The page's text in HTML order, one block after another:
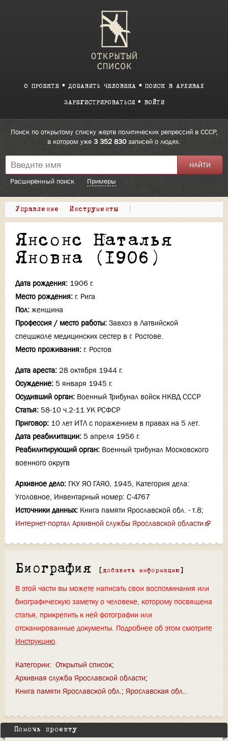
О ПРОЕКТЕ ДОБАВИТЬ ЧЕЛОВЕКА ПОИСК В АРХИВАХ
ЗАРЕГИСТРИРОВАТЬСЯ ВОЙТИ
Поиск по открытому списку жертв политических репрессий в СССР,
в котором уже 3 352 830записей о людях.
Расширенный поиск Примеры
Управление Инструменты |
Янсонс Наталья
Яновна (1906)
Дата рождения: 1906 г.
Место рождения: г. Рига
Пол: женщина
Профессия / место работы: Завхоз в Латвийской
спецшколе медицинских сестер в г. Ростове.
Место проживания: г. Ростов
Дата ареста: 28 октября 1944 г.
Осуждение: 5 января 1945 г.
Осудивший орган: Военный Трибунал войск НКВД СССР
Статья: 58-10 ч.2-11 УК РСФСР
Приговор: 10 лет ИТЛ с поражением в правах на 5 лет.
Дата реабилитации: 5 апреля 1956 г.
Реабилитирующий орган: Военный трибунал Московского
военного округв
Архивное дело: ГКУ ЯО ГАЯО, 1945, Категория дела:
Уголовное, Инвентарный номер: С-4767
Источники данных: Книга памяти Ярославской обл. - т.8;
Интернет-портал Архивной службы Ярославской области
Биография [ добавить информацию ]
В этой части вы можете написать свои воспоминания или
биографическую заметку о человеке, которому посвящена
статья, прикрепить к ней фотографии или
отсканированные документы. Подробнее об этом смотрите
Инструкцию.
Категории: Открытый список
Архивная служба Ярославской области
Книга памяти Ярославской обл. Ярославская обл.
Помочь проекту